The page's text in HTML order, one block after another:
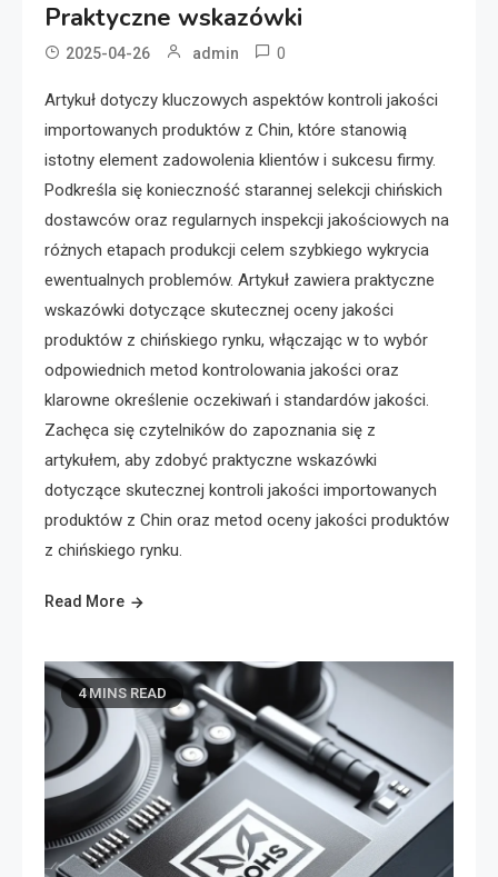
Praktyczne wskazówki
2025-04-26 admin 0
Artykuł dotyczy kluczowych aspektów kontroli jakości
importowanych produktów z Chin, które stanowią
istotny element zadowolenia klientów i sukcesu firmy.
Podkreśla się konieczność starannej selekcji chińskich
dostawców oraz regularnych inspekcji jakościowych na
różnych etapach produkcji celem szybkiego wykrycia
ewentualnych problemów. Artykuł zawiera praktyczne
wskazówki dotyczące skutecznej oceny jakości
produktów z chińskiego rynku, włączając w to wybór
odpowiednich metod kontrolowania jakości oraz
klarowne określenie oczekiwań i standardów jakości.
Zachęca się czytelników do zapoznania się z
artykułem, aby zdobyć praktyczne wskazówki
dotyczące skutecznej kontroli jakości importowanych
produktów z Chin oraz metod oceny jakości produktów
z chińskiego rynku.
Read More
4 MINS READ